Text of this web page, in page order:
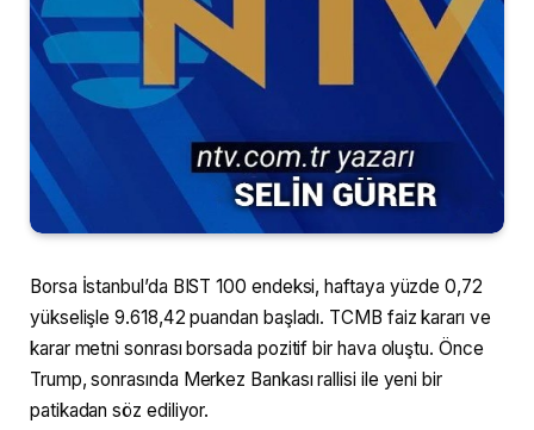
Borsa İstanbul’da BIST 100 endeksi, haftaya yüzde 0,72
yükselişle 9.618,42 puandan başladı. TCMB faiz kararı ve
karar metni sonrası borsada pozitif bir hava oluştu. Önce
Trump, sonrasında Merkez Bankası rallisi ile yeni bir
patikadan söz ediliyor.